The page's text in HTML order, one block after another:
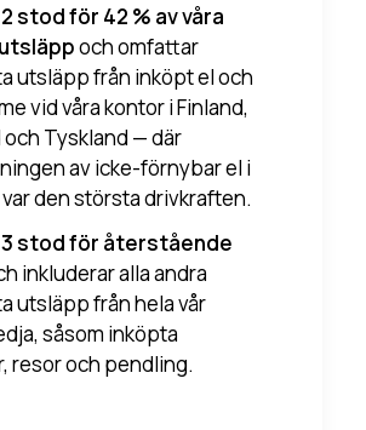
stod för 42 % av våra
och omfattar
utsläpp från inköpt el och
vid våra kontor i Finland,
och Tyskland — där
av icke-förnybar el i
den största drivkraften.
stod för återstående
inkluderar alla andra
utsläpp från hela vår
såsom inköpta
resor och pendling.